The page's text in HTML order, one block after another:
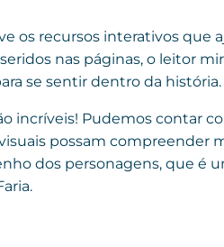
os recursos interativos que
nas páginas, o leitor
se sentir dentro da história.
incríveis! Pudemos contar
possam compreender
dos personagens, que é